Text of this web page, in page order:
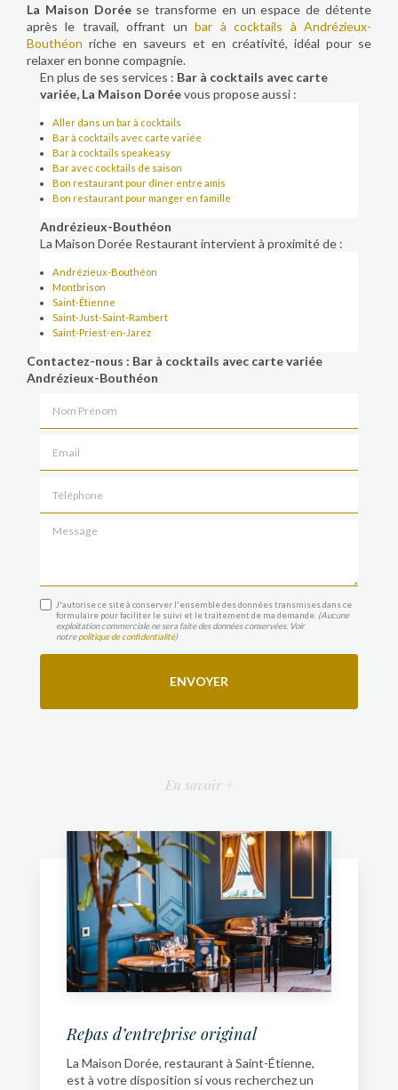
La Maison Doréese transforme en un espace de détente
après le travail, offrant unbar à cocktails à Andrézieux-
Bouthéon riche en saveurs et en créativité, idéal pour se
relaxer en bonne compagnie.
En plus de ses services : Bar à cocktails avec carte
variée, La Maison Doréevous propose aussi :
Aller dans un bar à cocktails
Bar à cocktails avec carte variée
Bar à cocktails speakeasy
Bar avec cocktails de saison
Bon restaurant pour dîner entre amis
Bon restaurant pour manger en famille
Andrézieux-Bouthéon
La Maison Dorée Restaurant intervient à proximité de :
Andrézieux-Bouthéon
Montbrison
Saint-Étienne
Saint-Just-Saint-Rambert
Saint-Priest-en-Jarez
Contactez-nous : Bar à cocktails avec carte variée
Andrézieux-Bouthéon
Message
J'autorise ce site à conserver l'ensemble des données transmises dans ce
formulaire pour faciliter le suivi et le traitement de ma demande. (Aucune
exploitation commerciale ne sera faite des données conservées. Voir
notrepolitique de confidentialité)
En savoir +
Repas d’entreprise original
La Maison Dorée, restaurant à Saint-Étienne,
est à votre disposition si vous recherchez un